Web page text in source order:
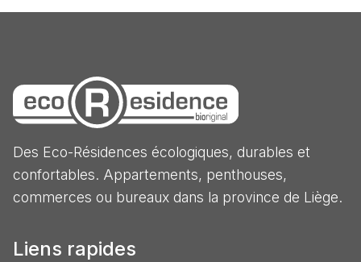
Des Eco-Résidences écologiques, durables et
confortables. Appartements, penthouses,
commerces ou bureaux dans la province de Liège.
Liens rapides